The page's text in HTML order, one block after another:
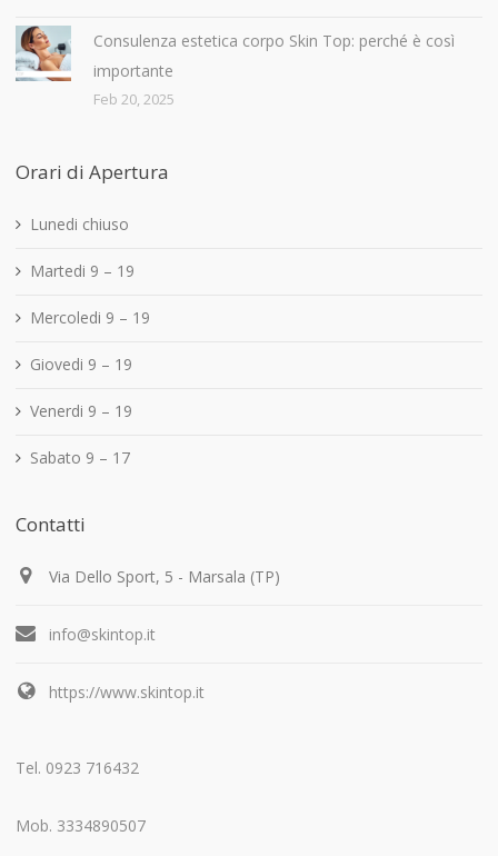
Consulenza estetica corpo Skin Top: perché è così
importante
Feb 20, 2025
Orari di Apertura
Lunedi chiuso
Martedi 9 – 19
Mercoledi 9 – 19
Giovedi 9 – 19
Venerdi 9 – 19
Sabato 9 – 17
Contatti
Via Dello Sport, 5 - Marsala (TP)
info@skintop.it
https://www.skintop.it
Tel. 0923 716432
Mob. 3334890507